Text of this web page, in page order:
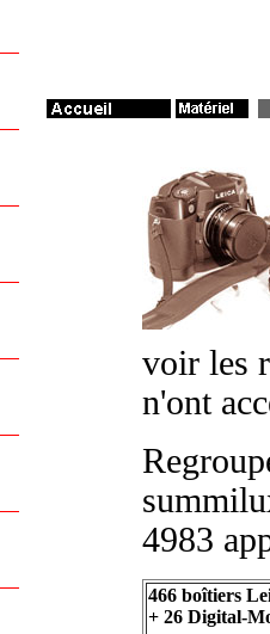
voir les
n'ont
4983
466 boîtiers
+ 26 Digital-